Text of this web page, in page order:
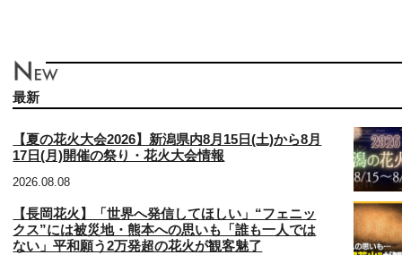
最新
【夏の花火大会2026】新潟県内8月15日(土)から8月
17日(月)開催の祭り・花火大会情報
2026.08.08
【長岡花火】「世界へ発信してほしい」“フェニッ
クス”には被災地・熊本への思いも「誰も一人では
ない」平和願う2万発超の花火が観客魅了